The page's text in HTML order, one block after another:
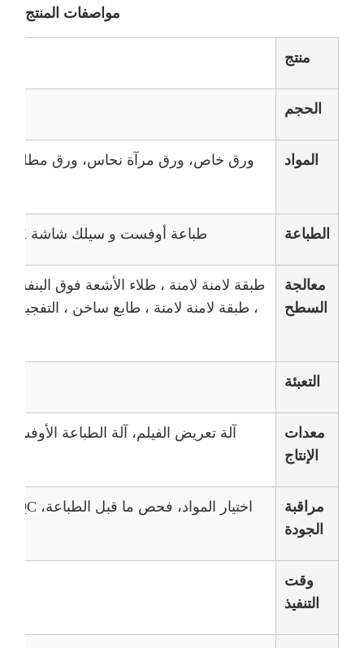
مواصفات المنتج
منتج
الحجم
المواد ورق خاص، ورق مرآة نحاس، ورق مطلي
الطباعة طباعة أوفست و سيلك شاشة CMYK ، أي لون بانتون متاح
معالجة
السطح
طبقة لامنة لامنة ، طلاء الأشعة فوق
، طبقة لامنة لامنة ، طابع ساخن ، التفجير ،
التعبئة
معدات
الإنتاج
مراقبة
الجودة
اختيار المواد، فحص ما قبل الطباعة، IPQC، فحص المنتجات النهائية
وقت
التنفيذ